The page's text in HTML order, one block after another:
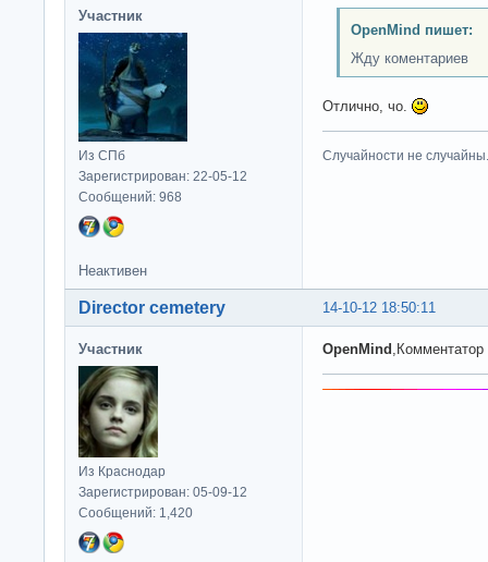
Участник
Из СПб
Зарегистрирован: 22-05-12
Сообщений: 968
OpenMind пишет:
Жду коментариев
Отлично, чо.
Случайности не случайны.
Неактивен
14-10-12 18:50:11
Director cemetery
Участник
Из Краснодар
Зарегистрирован: 05-09-12
Сообщений: 1,420
OpenMind